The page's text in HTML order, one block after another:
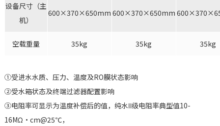
设备尺寸（主
机）
600×370×650mm 600×370×650mm
空载重量 35kg 35kg 35kg
①受进水水质、压力、温度及RO膜状态影响
②受水箱状态及终端过滤器配置影响
③电阻率可显示为温度补偿后的值，纯水Ⅱ级电阻率典型值10-
16MΩ·cm@25℃，